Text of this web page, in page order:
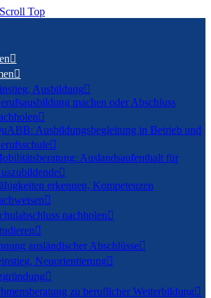
Scroll Top


Ausbildung
machen oder Abschluss

Ausbildungsbegleitung in Betrieb und

Auslandsaufenthalt für

erkennen, Kompetenzen

nachholen

ausländischer Abschlüsse
Neuorientierung

zu beruflicher Weiterbildung